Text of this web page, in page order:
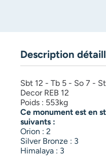
Description
Sbt 12 - Tb 5 - So 7 -
Decor REB 12
Poids : 553kg
Ce monument est en
suivants :
Orion : 2
Silver Bronze : 3
Himalaya : 3